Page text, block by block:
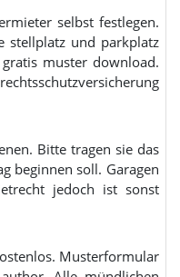
selbst festlegen.
stellplatz und parkplatz
muster download.
Bitte tragen sie das
beginnen soll. Garagen
jedoch ist sonst
Musterformular